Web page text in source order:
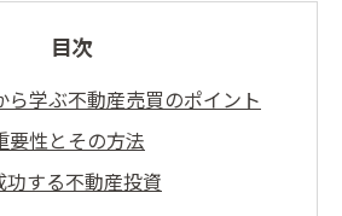
目次
ら学ぶ不動産売買のポイント
要性とその方法
する不動産投資